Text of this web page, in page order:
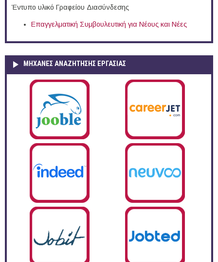
Έντυπο υλικό Γραφείου Διασύνδεσης
Επαγγελματική Συμβουλευτική για Νέους και Νέες
ΜΗΧΑΝΕΣ ΑΝΑΖΗΤΗΣΗΣ ΕΡΓΑΣΙΑΣ